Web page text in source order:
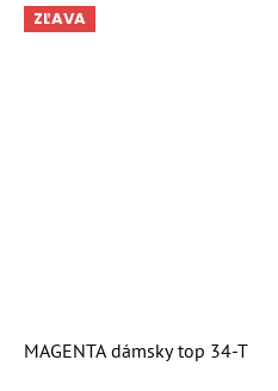
ZĽAVA
MAGENTA dámsky top 34-T